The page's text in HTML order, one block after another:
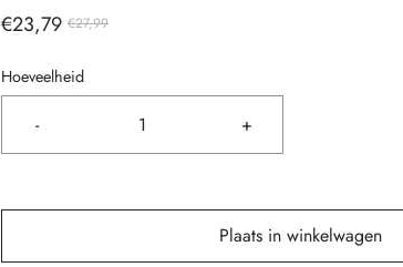
€23,79 €27,99
Hoeveelheid
- +
Plaats in winkelwagen